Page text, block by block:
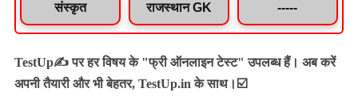
संस्कृत राजस्थान GK -----
TestUp✍️ पर हर विषय के "फ्री ऑनलाइन टेस्ट" उपलब्ध हैं। अब करें
अपनी तैयारी और भी बेहतर, TestUp.in के साथ।☑️